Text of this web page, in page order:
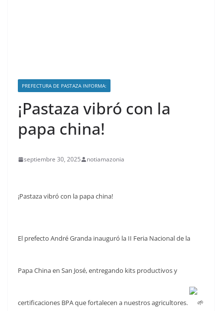
PREFECTURA DE PASTAZA INFORMA:
¡Pastaza vibró con la
papa china!
septiembre 30, 2025 notiamazonia
¡Pastaza vibró con la papa china!
El prefecto André Granda inauguró la II Feria Nacional de la
Papa China en San José, entregando kits productivos y
certificaciones BPA que fortalecen a nuestros agricultores.